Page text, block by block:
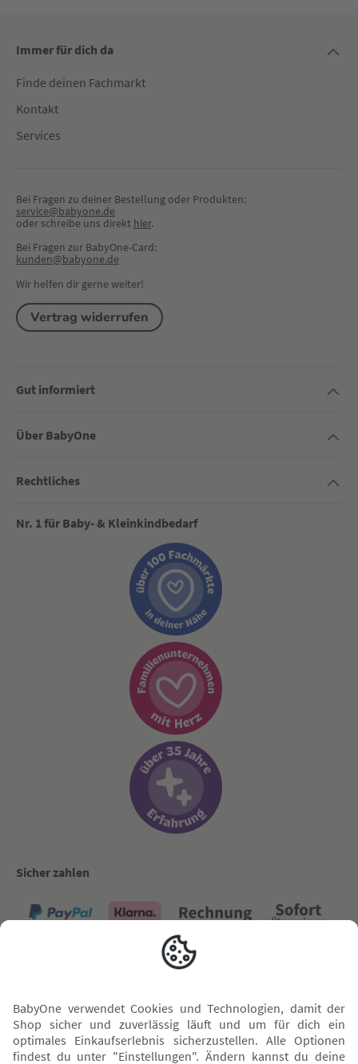
Immer für dich da
Finde deinen Fachmarkt
Kontakt
Services
Bei Fragen zu deiner Bestellung oder Produkten:
service@babyone.de
oder schreibe uns direkt hier.
Bei Fragen zur BabyOne-Card:
kunden@babyone.de
Wir helfen dir gerne weiter!
Vertrag widerrufen
Gut informiert
Über BabyOne
Rechtliches
Nr. 1 für Baby- & Kleinkindbedarf
Sicher zahlen
Versand mit